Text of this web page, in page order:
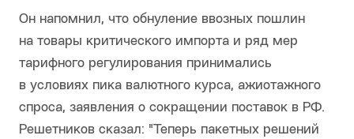
Он напомнил, что обнуление ввозных пошлин
на товары критического импорта и ряд мер
тарифного регулирования принимались
в условиях пика валютного курса, ажиотажного
спроса, заявления о сокращении поставок в РФ.
Решетников сказал: "Теперь пакетных решений